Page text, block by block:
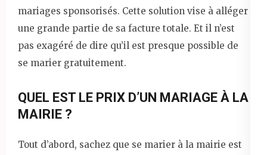
mariages sponsorisés. Cette solution vise à alléger
une grande partie de sa facture totale. Et il n’est
pas exagéré de dire qu’il est presque possible de
se marier gratuitement.
QUEL EST LE PRIX D’UN MARIAGE À LA
MAIRIE ?
Tout d’abord, sachez que se marier à la mairie est